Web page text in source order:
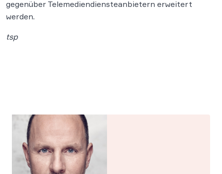
gegenüber Telemediendiensteanbietern erweitert
werden.
tsp